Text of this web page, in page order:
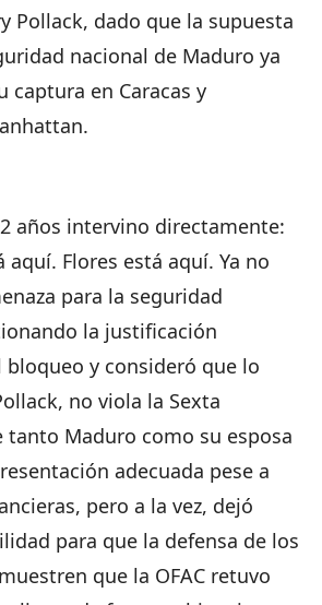
Pollack, dado que la supuesta
nacional de Maduro ya
captura en Caracas y
años intervino directamente:
aquí. Flores está aquí. Ya no
para la seguridad
la justificación
y consideró que lo
no viola la Sexta
tanto Maduro como su esposa
adecuada pese a
pero a la vez, dejó
para que la defensa de los
que la OFAC retuvo